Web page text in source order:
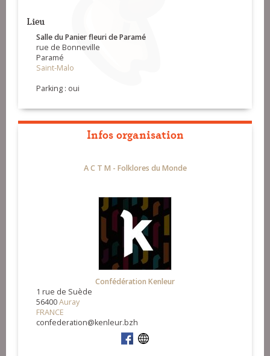
Lieu
Salle du Panier fleuri de Paramé
rue de Bonneville
Paramé
Saint-Malo
Parking : oui
Infos organisation
A C T M - Folklores du Monde
Confédération Kenleur
1 rue de Suède
56400Auray
FRANCE
confederation@kenleur.bzh